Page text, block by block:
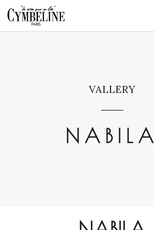
VALLERY
NABILA